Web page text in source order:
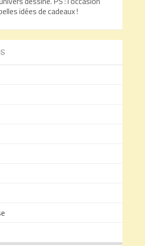
idées de cadeaux !